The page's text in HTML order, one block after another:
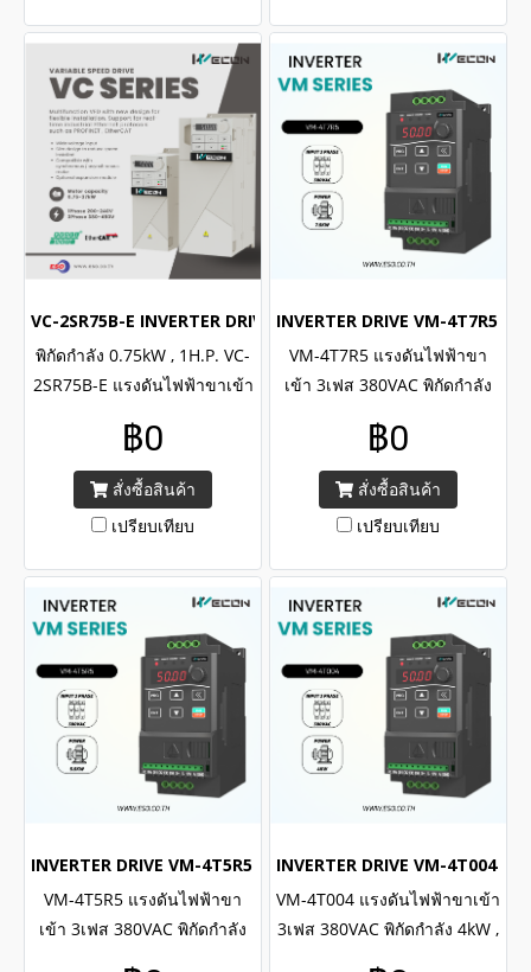
VC-2SR75B-E INVERTER DRIVE (1Phase 220VAC / 0.75kW ,
พิกัดกำลัง 0.75kW , 1H.P. VC-
2SR75B-E แรงดันไฟฟ้าขาเข้า
INVERTER VC Series Input 1
Phase 220VAC , Capacity
power 0.75kW , 1H.P.
฿0
สั่งซื้อสินค้า
เปรียบเทียบ
INVERTER DRIVE VM-4T7R5
VM-4T7R5 แรงดันไฟฟ้าขา
เข้า 3เฟส 380VAC พิกัดกำลัง
INVERTER VM Series Input 3
Phase 380VAC , Capacity
power 7.5kW , 10H.P.
฿0
สั่งซื้อสินค้า
เปรียบเทียบ
INVERTER DRIVE VM-4T5R5 (3Phase 380VAC / 5.5kW ,
VM-4T5R5 แรงดันไฟฟ้าขา
เข้า 3เฟส 380VAC พิกัดกำลัง
INVERTER DRIVE VM-4T004
VM-4T004 แรงดันไฟฟ้าขาเข้า
3เฟส 380VAC พิกัดกำลัง 4kW ,